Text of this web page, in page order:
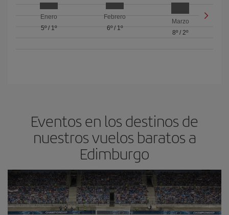
Enero
5º/ 1º
Febrero
6º/ 1º
Marzo
8º /2º
Eventos en los destinos de
nuestros vuelos baratos a
Edimburgo